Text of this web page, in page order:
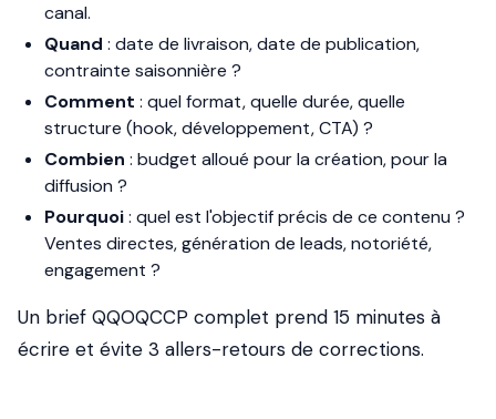
canal.
Quand : date de livraison, date de publication,
contrainte saisonnière ?
Comment : quel format, quelle durée, quelle
structure (hook, développement, CTA) ?
Combien : budget alloué pour la création, pour la
diffusion ?
Pourquoi: quel est l'objectif précis de ce contenu ?
Ventes directes, génération de leads, notoriété,
engagement ?
Un brief QQOQCCP complet prend 15 minutes à
écrire et évite 3 allers-retours de corrections.